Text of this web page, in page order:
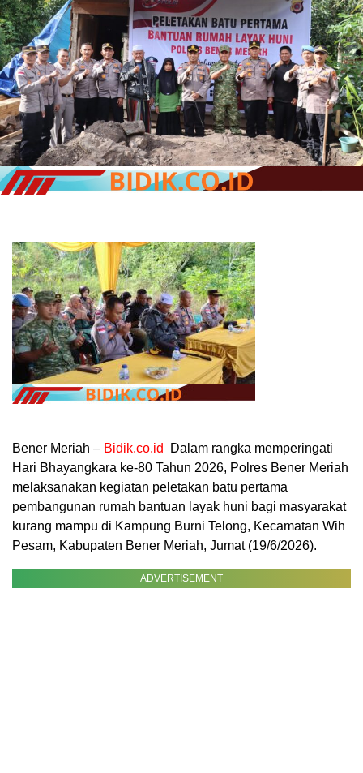
Bener Meriah – Bidik.co.id
Dalam rangka memperingati
Hari Bhayangkara ke-80 Tahun 2026, Polres Bener Meriah
melaksanakan kegiatan peletakan batu pertama
pembangunan rumah bantuan layak huni bagi masyarakat
kurang mampu di Kampung Burni Telong, Kecamatan Wih
Pesam, Kabupaten Bener Meriah, Jumat (19/6/2026).
ADVERTISEMENT